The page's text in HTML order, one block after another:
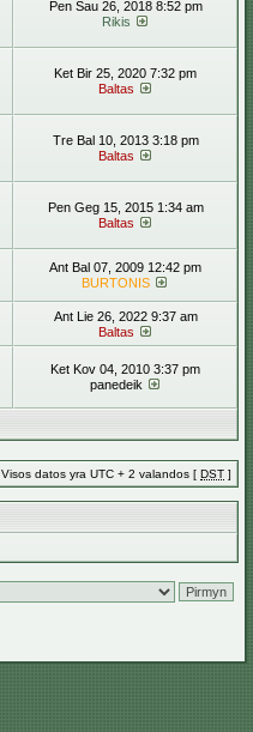
Pen Sau 26, 2018 8:52 pm
Rikis
Ket Bir 25, 2020 7:32 pm
Baltas
Tre Bal 10, 2013 3:18 pm
Baltas
Pen Geg 15, 2015 1:34 am
Baltas
Ant Bal 07, 2009 12:42 pm
BURTONIS
Ant Lie 26, 2022 9:37 am
Baltas
Ket Kov 04, 2010 3:37 pm
panedeik
Visos datos yra UTC + 2 valandos [ DST ]